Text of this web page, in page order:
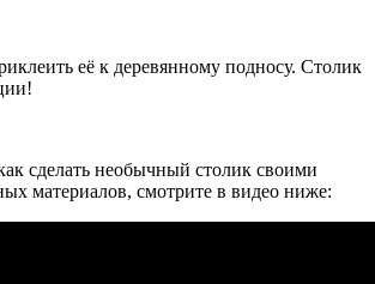
её к деревянному подносу. Столик
сделать необычный столик своими
материалов, смотрите в видео ниже: